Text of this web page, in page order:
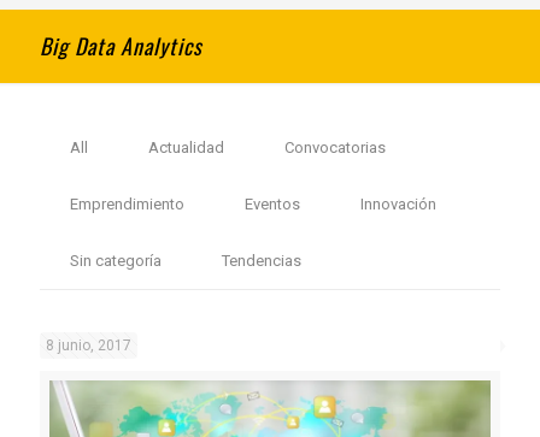
Big Data Analytics
All Actualidad Convocatorias
Emprendimiento Eventos Innovación
Sin categoría Tendencias
8 junio, 2017